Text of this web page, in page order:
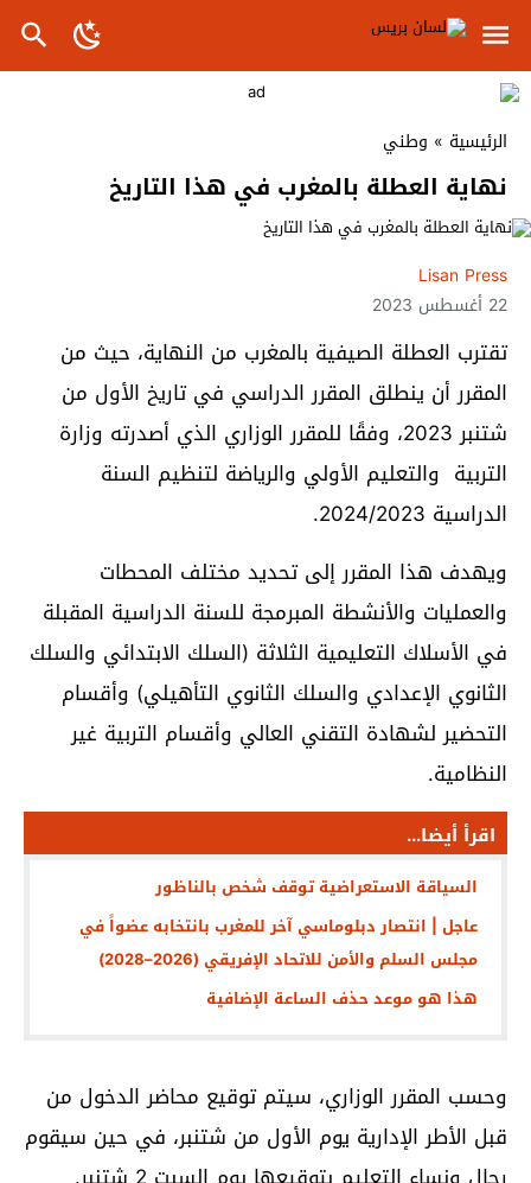
الرئيسية » وطني
نهاية العطلة بالمغرب في هذا التاريخ
Lisan Press
22 أغسطس 2023
تقترب العطلة الصيفية بالمغرب من النهاية، حيث من
المقرر أن ينطلق المقرر الدراسي في تاريخ الأول من
شتنبر 2023، وفقًا للمقرر الوزاري الذي أصدرته وزارة
التربية والتعليم الأولي والرياضة لتنظيم السنة
الدراسية 2024/2023.
ويهدف هذا المقرر إلى تحديد مختلف المحطات
والعمليات والأنشطة المبرمجة للسنة الدراسية المقبلة
في الأسلاك التعليمية الثلاثة (السلك الابتدائي والسلك
الثانوي الإعدادي والسلك الثانوي التأهيلي) وأقسام
التحضير لشهادة التقني العالي وأقسام التربية غير
النظامية.
اقرأ أيضا...
السياقة الاستعراضية توقف شخص بالناظور ‎
عاجل | انتصار دبلوماسي آخر للمغرب بانتخابه عضواً في
مجلس السلم والأمن للاتحاد الإفريقي (2026–2028)
هذا هو موعد حذف الساعة الإضافية
وحسب المقرر الوزاري، سيتم توقيع محاضر الدخول من
قبل الأطر الإدارية يوم الأول من شتنبر، في حين سيقوم